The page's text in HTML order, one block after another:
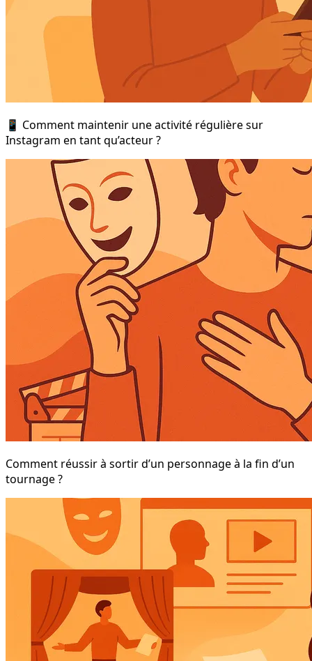
📱 Comment maintenir une activité régulière sur
Instagram en tant qu’acteur ?
Comment réussir à sortir d’un personnage à la fin d’un
tournage ?